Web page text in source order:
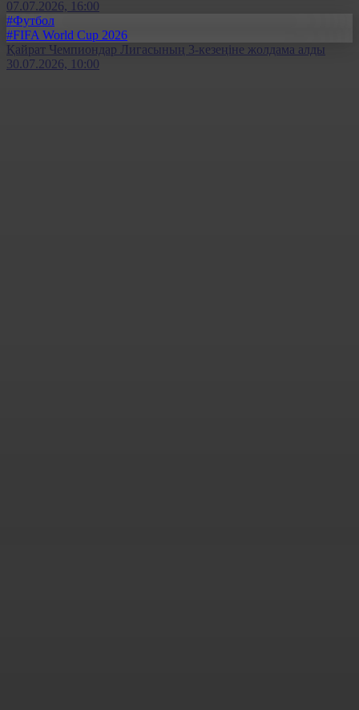
07.07.2026, 16:00
#Футбол
#FIFA World Cup 2026
Қайрат Чемпиондар Лигасының 3-кезеңіне жолдама алды
30.07.2026, 10:00